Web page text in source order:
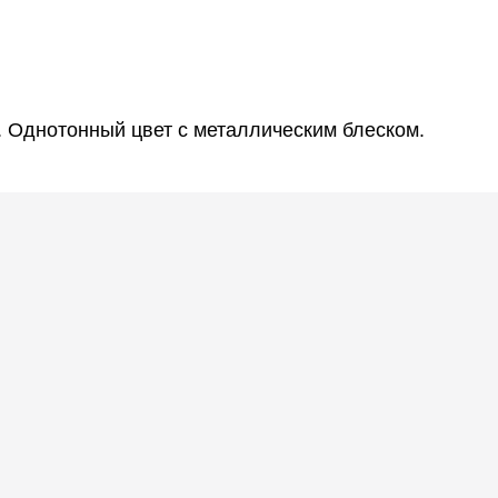
цвет с металлическим блеском.